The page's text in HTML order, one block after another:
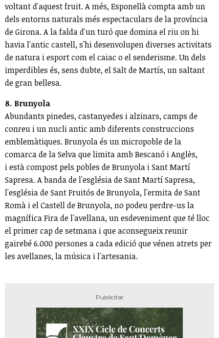
voltant d'aquest fruit. A més, Esponellà compta amb un
dels entorns naturals més espectaculars de la província
de Girona. A la falda d'un turó que domina el riu on hi
havia l'antic castell, s'hi desenvolupen diverses activitats
de natura i esport com el caiac o el senderisme. Un dels
imperdibles és, sens dubte, el Salt de Martís, un saltant
de gran bellesa.
8. Brunyola
Abundants pinedes, castanyedes i alzinars, camps de
conreu i un nucli antic amb diferents construccions
emblemàtiques. Brunyola és un micropoble de la
comarca de la Selva que limita amb Bescanó i Anglès,
i està compost pels pobles de Brunyola i Sant Martí
Sapresa. A banda de l'església de Sant Martí Sapresa,
l'església de Sant Fruitós de Brunyola, l'ermita de Sant
Romà i el Castell de Brunyola, no podeu perdre-us la
magnífica Fira de l'avellana, un esdeveniment que té lloc
el primer cap de setmana i que aconsegueix reunir
gairebé 6.000 persones a cada edició que vénen atrets per
les avellanes, la música i l'artesania.